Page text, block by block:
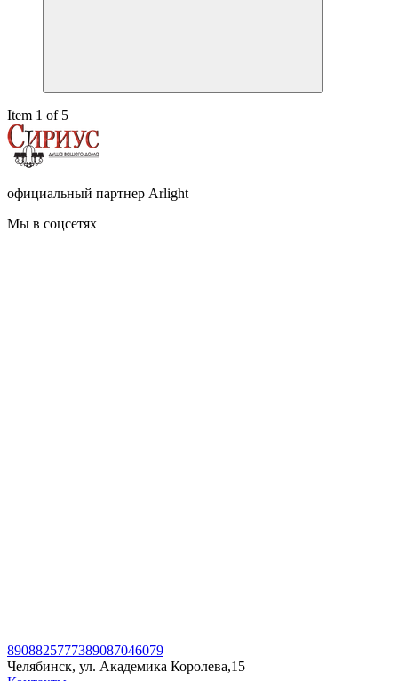
Item 1 of 5
официальный партнер Arlight
Мы в соцсетях
8908825777389087046079
Челябинск, ул. Академика Королева,15